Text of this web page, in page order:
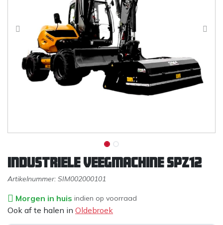
Industriele veegmachine SPZ12
Artikelnummer: SIM002000101
Morgen in huis indien op voorraad
Ook af te halen in Oldebroek